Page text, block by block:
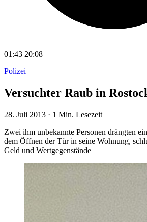
01:43 20:08
Polizei
Versuchter Raub in
28. Juli 2013 · 1 Min. Lesezeit
Zwei ihm unbekannte Personen drängten
dem Öffnen der Tür in seine Wohnung,
Geld und Wertgegenstände